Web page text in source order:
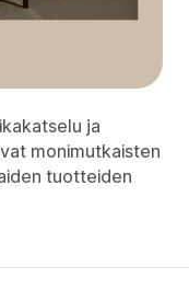
ja
monimutkaisten
tuotteiden